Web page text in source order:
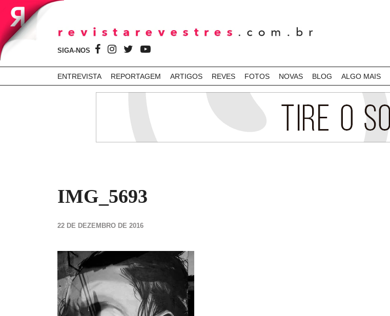
SIGA-NOS
ENTREVISTA REPORTAGEM ARTIGOS REVES FOTOS NOVAS BLOG ALGO MAIS
IMG_5693
22 DE DEZEMBRO DE 2016